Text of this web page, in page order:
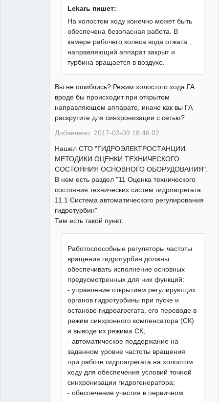
Lekarь пишет:
На холостом ходу конечно может быть
обеспечена безопасная работа. В
камере рабочего колеса вода отжата ,
направляющий аппарат закрыт и
турбина вращается в воздухе.
Вы не ошиблись? Режим холостого хода ГА
вроде бы происходит при открытом
направляющем аппарате, иначе как вы ГА
раскрутите для синхронизации с сетью?
Добавлено: 2017-03-09 18:46:02
Нашел СТО "ГИДРОЭЛЕКТРОСТАНЦИИ.
МЕТОДИКИ ОЦЕНКИ ТЕХНИЧЕСКОГО
СОСТОЯНИЯ ОСНОВНОГО ОБОРУДОВАНИЯ".
В нем есть раздел "11 Оценка технического
состояния технических систем гидроагрегата.
11.1 Система автоматического регулирования
гидротурбин"
Там есть такой пункт:
Работоспособные регуляторы частоты
вращения гидротурбин должны
обеспечивать исполнение основных
предусмотренных для них функций:
- управление открытием регулирующих
органов гидротурбины при пуске и
останове гидроагрегата, его переводе в
режим синхронного компенсатора (СК)
и выводе из режима СК;
- автоматическое поддержание на
заданном уровне частоты вращения
при работе гидроагрегата на холостом
ходу для обеспечения условий точной
синхронизации гидрогенератора;
- обеспечение участия в первичном